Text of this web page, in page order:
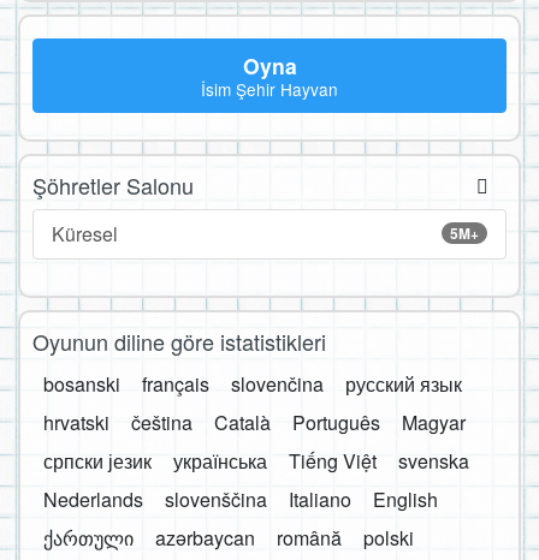
Oyna
İsim Şehir Hayvan
Şöhretler Salonu
5M+
Küresel
Oyunun diline göre istatistikleri
bosanski français slovenčina
русский язык
hrvatski
čeština Català Português
Magyar
српски језик
українська Tiếng Việt
svenska
Nederlands
slovenščina Italiano
English
ქართული
azərbaycan română
polski